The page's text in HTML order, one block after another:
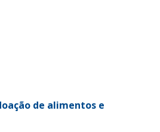
de alimentos e